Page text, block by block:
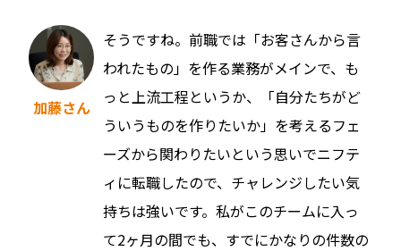
加藤さん
そうですね。前職では「お客さんから言
われたもの」を作る業務がメインで、も
っと上流工程というか、「自分たちがど
ういうものを作りたいか」を考えるフェ
ーズから関わりたいという思いでニフテ
ィに転職したので、チャレンジしたい気
持ちは強いです。私がこのチームに入っ
て2ヶ月の間でも、すでにかなりの件数の